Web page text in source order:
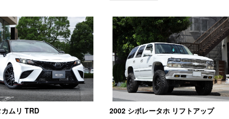
ムリ TRD
2002 シボレータホ リフトアップ